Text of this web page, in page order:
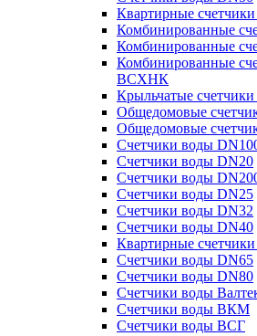
Квартирные
Комбинированные
Комбинированные
Комбинированные
ВСХНК
Крыльчатые
Общедомовые
Общедомовые
Счетчики воды
Счетчики воды DN20
Счетчики воды
Счетчики воды DN25
Счетчики воды DN32
Счетчики воды DN40
Квартирные
Счетчики воды DN65
Счетчики воды DN80
Счетчики воды
Счетчики воды ВКМ
Счетчики воды ВСГ